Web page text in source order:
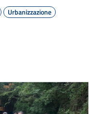
Urbanizzazione